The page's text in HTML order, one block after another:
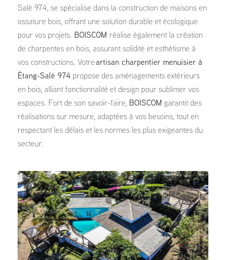
Salé 974, se spécialise dans la construction de maisons en
ossature bois, offrant une solution durable et écologique
pour vos projets. BOISCOM réalise également la création
de charpentes en bois, assurant solidité et esthétisme à
vos constructions. Votre artisan charpentier menuisier à
Étang-Salé 974 propose des aménagements extérieurs
en bois, alliant fonctionnalité et design pour sublimer vos
espaces. Fort de son savoir-faire, BOISCOM garantit des
réalisations sur mesure, adaptées à vos besoins, tout en
respectant les délais et les normes les plus exigeantes du
secteur.